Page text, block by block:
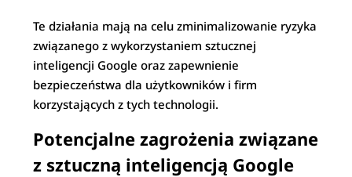
Te działania mają na celu zminimalizowanie ryzyka
związanego z wykorzystaniem sztucznej
inteligencji Google oraz zapewnienie
bezpieczeństwa dla użytkowników i firm
korzystających z tych technologii.
Potencjalne zagrożenia związane
z sztuczną inteligencją Google